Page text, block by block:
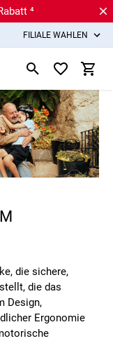
⁴
FILIALE WÄHLEN
die sichere,
die das
Design,
Ergonomie